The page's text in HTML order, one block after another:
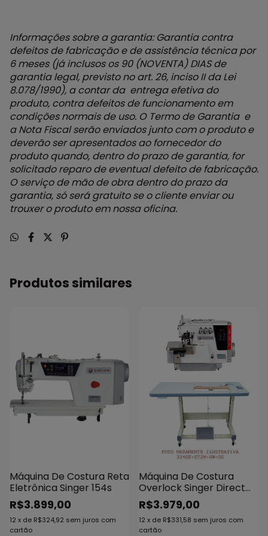
Informações sobre a garantia: Garantia contra
defeitos de fabricação e de assistência técnica por
6 meses (já inclusos os 90 (NOVENTA) DIAS de
garantia legal, previsto no art. 26, inciso II da Lei
8.078/1990), a contar da entrega efetiva do
produto, contra defeitos de funcionamento em
condições normais de uso. O Termo de Garantia e
a Nota Fiscal serão enviados junto com o produto e
deverão ser apresentados ao fornecedor do
produto quando, dentro do prazo de garantia, for
solicitado reparo de eventual defeito de fabricação.
O serviço de mão de obra dentro do prazo da
garantia, só será gratuito se o cliente enviar ou
trouxer o produto em nossa oficina.
Produtos similares
Máquina De Costura Reta
Eletrônica Singer 154s
R$3.899,00
12 x de R$324,92 sem juros com
cartão
Máquina De Costura
Overlock Singer Direct
Drive 3 Fios
R$3.979,00
12 x de R$331,58 sem juros com
cartão